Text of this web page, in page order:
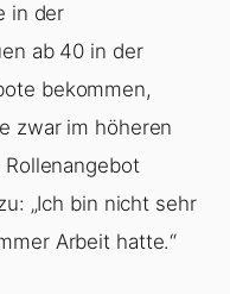
in der
ab 40 in der
bekommen,
zwar im höheren
„Ich bin nicht sehr
Arbeit hatte.“